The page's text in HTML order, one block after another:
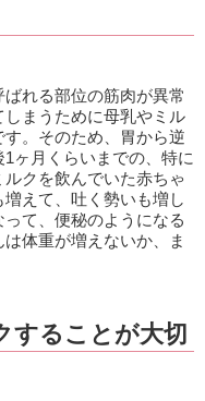
れる部位の筋肉が異常
まうために母乳やミル
。そのため、胃から逆
ヶ月くらいまでの、特に
クを飲んでいた赤ちゃ
えて、吐く勢いも増し
て、便秘のようになる
体重が増えないか、ま
することが大切